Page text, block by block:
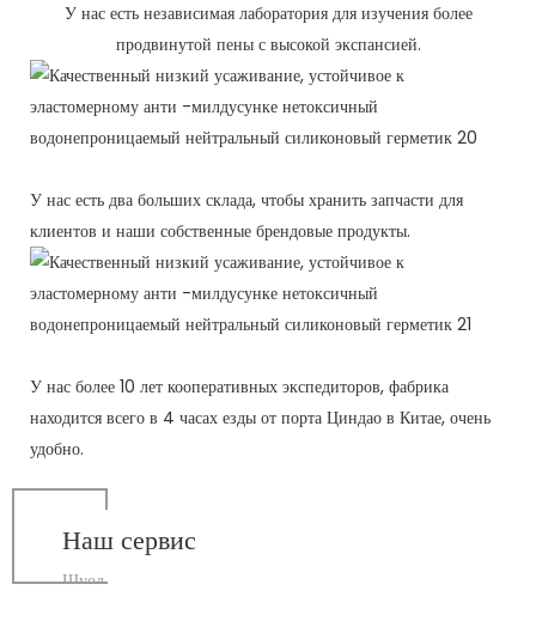
У нас есть независимая лаборатория для изучения более
продвинутой пены с высокой экспансией.
У нас есть два больших склада, чтобы хранить запчасти для
клиентов и наши собственные брендовые продукты.
У нас более 10 лет кооперативных экспедиторов, фабрика
находится всего в 4 часах езды от порта Циндао в Китае, очень
удобно.
Наш сервис
Шуод